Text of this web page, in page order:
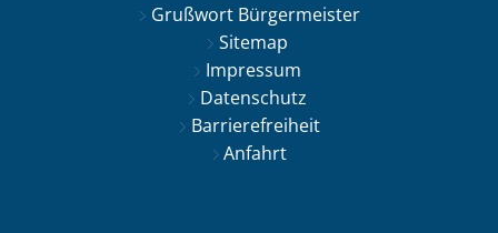
Grußwort Bürgermeister
Sitemap
Impressum
Datenschutz
Barrierefreiheit
Anfahrt